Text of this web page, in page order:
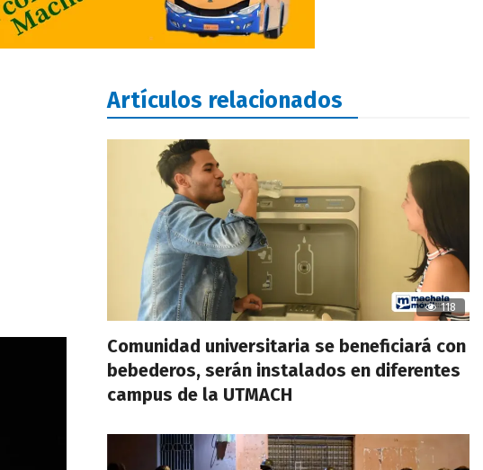
Artículos relacionados
118
Comunidad universitaria se beneficiará con
bebederos, serán instalados en diferentes
campus de la UTMACH